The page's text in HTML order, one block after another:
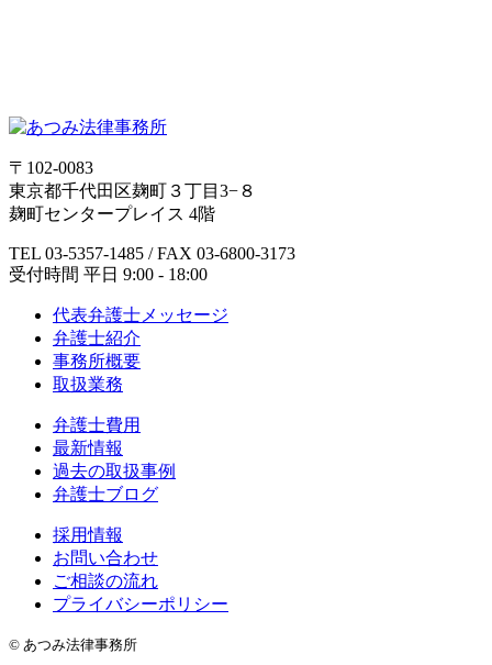
〒102-0083
東京都千代田区麹町３丁目3−８
麹町センタープレイス 4階
TEL 03-5357-1485 / FAX 03-6800-3173
受付時間 平日 9:00 - 18:00
代表弁護士メッセージ
弁護士紹介
事務所概要
取扱業務
弁護士費用
最新情報
過去の取扱事例
弁護士ブログ
採用情報
お問い合わせ
ご相談の流れ
プライバシーポリシー
© あつみ法律事務所